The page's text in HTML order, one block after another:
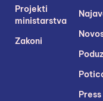
Press
Projekti
ministarstva
Zakoni